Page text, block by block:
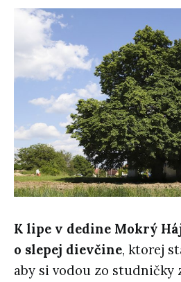
K lipe v dedine Mokrý
o slepej dievčine, ktorej
aby si vodou zo studničky